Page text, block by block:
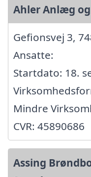
Ahler Anlæg
Gefionsvej 3,
Ansatte:
Startdato: 18.
Mindre
CVR: 45890686
Assing